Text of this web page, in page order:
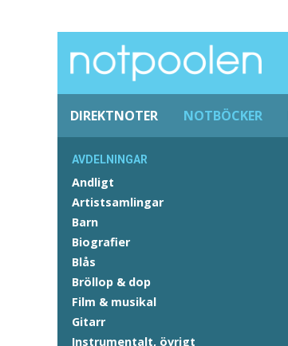
DIREKTNOTER NOTBÖCKER
AVDELNINGAR
Andligt
Artistsamlingar
Barn
Biografier
Blås
Bröllop & dop
Film & musikal
Gitarr
Instrumentalt, övrigt